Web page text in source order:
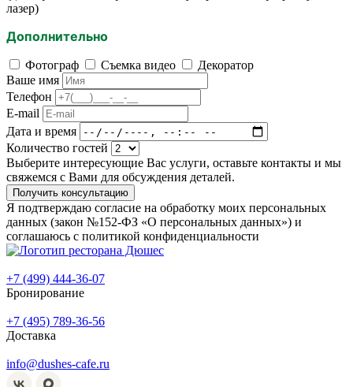
лазер)
Дополнительно
Фотограф Съемка видео
Декоратор
Ваше имя
Телефон
E-mail
Дата и время
Количество гостей
Выберите интересующие Вас услуги, оставьте контакты и мы
свяжемся с Вами для обсуждения деталей.
Получить консультацию
Я подтверждаю согласие на обработку моих персональных
данных (закон №152-ФЗ «О персональных данных») и
соглашаюсь с политикой конфиденциальности
+7 (499) 444-36-07
Бронирование
+7 (495) 789-36-56
Доставка
info@dushes-cafe.ru